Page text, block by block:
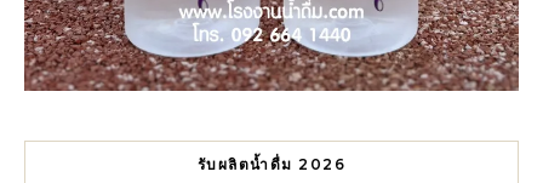
รับผลิตน้ำดื่ม 2026